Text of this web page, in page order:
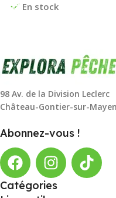
En stock
98 Av. de la Division Leclerc
Château-Gontier-sur-
Abonnez-vous !
Catégories